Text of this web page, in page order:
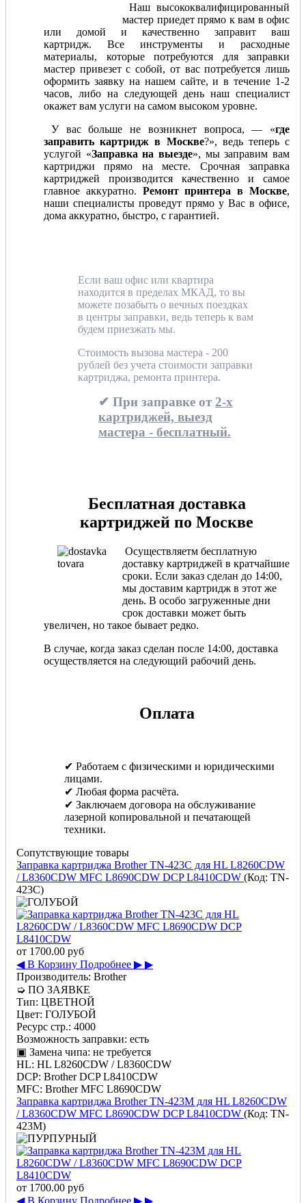
Наш высококвалифицированный
мастер приедет прямо к вам в офис
или домой и качественно заправит ваш
картридж. Все инструменты и расходные
материалы, которые потребуются для заправки
мастер привезет с собой, от вас потребуется лишь
оформить заявку на нашем сайте, и в течение 1-2
часов, либо на следующей день наш специалист
окажет вам услуги на самом высоком уровне.
У вас больше не возникнет вопроса, — «где
заправить картридж в Москве?», ведь теперь с
услугой «Заправка на выезде», мы заправим вам
картриджи прямо на месте. Срочная заправка
картриджей производится качественно и самое
главное аккуратно. Ремонт принтера в Москве,
наши специалисты проведут прямо у Вас в офисе,
дома аккуратно, быстро, с гарантией.
Если ваш офис или квартира
находится в пределах МКАД, то вы
можете позабыть о вечных поездках
в центры заправки, ведь теперь к вам
будем приезжать мы.
Стоимость вызова мастера - 200
рублей без учета стоимости заправки
картриджа, ремонта принтера.
✔ При заправке от 2-х
картриджей, выезд
мастера - бесплатный.
Бесплатная доставка
картриджей по Москве
Осуществляетм бесплатную
доставку картриджей в кратчайшие
сроки. Если заказ сделан до 14:00,
мы доставим картридж в этот же
день. В особо загруженные дни
срок доставки может быть
увеличен, но такое бывает редко.
В случае, когда заказ сделан после 14:00, доставка
осуществляется на следующий рабочий день.
Оплата
✔ Работаем с физическими и юридическими
лицами.
✔ Любая форма расчёта.
✔ Заключаем договора на обслуживание
лазерной копировальной и печатающей
техники.
Сопутствующие товары
Заправка картриджа Brother TN-423C для HL L8260CDW
/ L8360CDW MFC L8690CDW DCP L8410CDW (Код: TN-
423C)
от 1700.00 руб
◀ В Корзину Подробнее ▶ ▶
Производитель: Brother
➭ ПО ЗАЯВКЕ
Тип: ЦВЕТНОЙ
Цвет: ГОЛУБОЙ
Ресурс стр.: 4000
Возможность заправки: есть
▣ Замена чипа: не требуется
HL: HL L8260CDW / L8360CDW
DCP: Brother DCP L8410CDW
MFC: Brother MFC L8690CDW
Заправка картриджа Brother TN-423M для HL L8260CDW
/ L8360CDW MFC L8690CDW DCP L8410CDW (Код: TN-
423M)
от 1700.00 руб
◀ В Корзину Подробнее ▶ ▶